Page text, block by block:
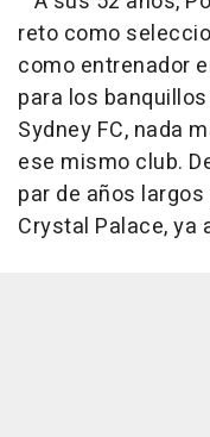
reto como
como entrenador
para los
Sydney FC, nada
ese mismo club.
par de años
Crystal Palace, ya